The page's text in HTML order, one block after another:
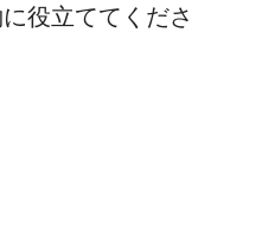
役立ててくださ